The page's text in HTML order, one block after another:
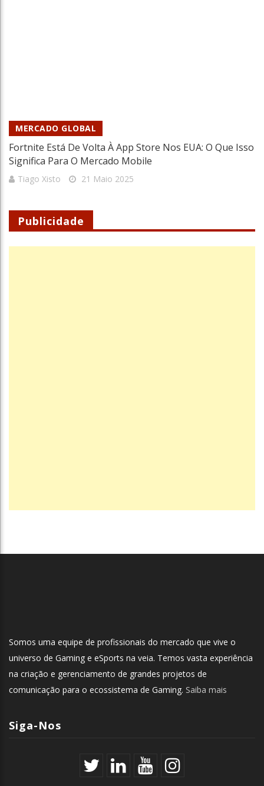
MERCADO GLOBAL
Fortnite Está De Volta À App Store Nos EUA: O Que Isso
Significa Para O Mercado Mobile
Tiago Xisto 21 Maio 2025
Publicidade
Somos uma equipe de profissionais do mercado que vive o
universo de Gaming e eSports na veia. Temos vasta experiência
na criação e gerenciamento de grandes projetos de
comunicação para o ecossistema de Gaming. Saiba mais
Siga-Nos